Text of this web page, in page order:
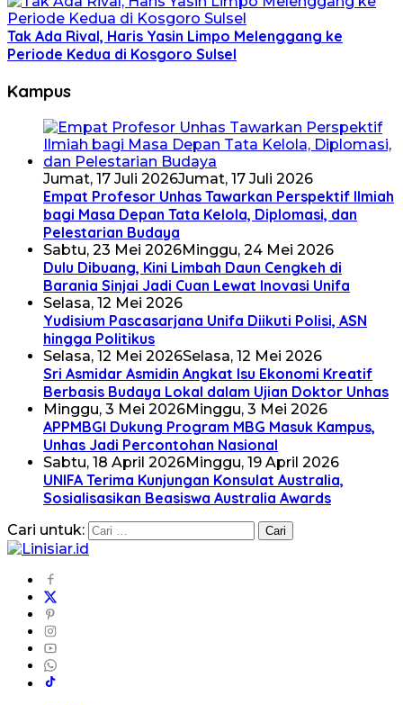
Tak Ada Rival, Haris Yasin Limpo Melenggang ke
Periode Kedua di Kosgoro Sulsel
Kampus
Jumat, 17 Juli 2026Jumat, 17 Juli 2026
Empat Profesor Unhas Tawarkan Perspektif Ilmiah
bagi Masa Depan Tata Kelola, Diplomasi, dan
Pelestarian Budaya
Sabtu, 23 Mei 2026Minggu, 24 Mei 2026
Dulu Dibuang, Kini Limbah Daun Cengkeh di
Barania Sinjai Jadi Cuan Lewat Inovasi Unifa
Selasa, 12 Mei 2026
Yudisium Pascasarjana Unifa Diikuti Polisi, ASN
hingga Politikus
Selasa, 12 Mei 2026Selasa, 12 Mei 2026
Sri Asmidar Asmidin Angkat Isu Ekonomi Kreatif
Berbasis Budaya Lokal dalam Ujian Doktor Unhas
Minggu, 3 Mei 2026Minggu, 3 Mei 2026
APPMBGI Dukung Program MBG Masuk Kampus,
Unhas Jadi Percontohan Nasional
Sabtu, 18 April 2026Minggu, 19 April 2026
UNIFA Terima Kunjungan Konsulat Australia,
Sosialisasikan Beasiswa Australia Awards
Cari untuk: